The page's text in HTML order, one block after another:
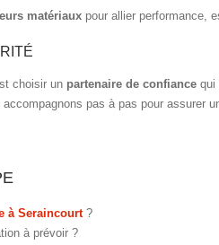
matériaux pour allier performance,
choisir un partenaire de confiance qui
pas à pas pour assurer
à Seraincourt?
à prévoir ?